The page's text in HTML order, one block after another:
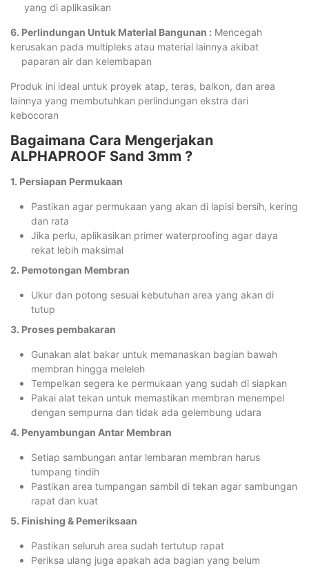
yang di aplikasikan
6. Perlindungan Untuk Material Bangunan : Mencegah
kerusakan pada multipleks atau material lainnya akibat
paparan air dan kelembapan
Produk ini ideal untuk proyek atap, teras, balkon, dan area
lainnya yang membutuhkan perlindungan ekstra dari
kebocoran
Bagaimana Cara Mengerjakan
ALPHAPROOF Sand 3mm ?
1. Persiapan Permukaan
Pastikan agar permukaan yang akan di lapisi bersih, kering
dan rata
Jika perlu, aplikasikan primer waterproofing agar daya
rekat lebih maksimal
2. Pemotongan Membran
Ukur dan potong sesuai kebutuhan area yang akan di
tutup
3. Proses pembakaran
Gunakan alat bakar untuk memanaskan bagian bawah
membran hingga meleleh
Tempelkan segera ke permukaan yang sudah di siapkan
Pakai alat tekan untuk memastikan membran menempel
dengan sempurna dan tidak ada gelembung udara
4. Penyambungan Antar Membran
Setiap sambungan antar lembaran membran harus
tumpang tindih
Pastikan area tumpangan sambil di tekan agar sambungan
rapat dan kuat
5. Finishing & Pemeriksaan
Pastikan seluruh area sudah tertutup rapat
Periksa ulang juga apakah ada bagian yang belum